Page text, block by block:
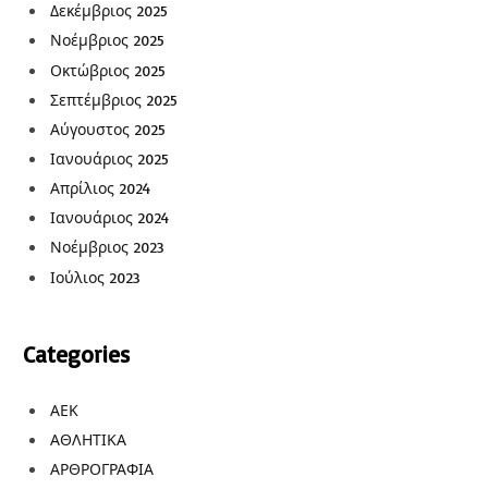
Δεκέμβριος 2025
Νοέμβριος 2025
Οκτώβριος 2025
Σεπτέμβριος 2025
Αύγουστος 2025
Ιανουάριος 2025
Απρίλιος 2024
Ιανουάριος 2024
Νοέμβριος 2023
Ιούλιος 2023
Categories
ΑΕΚ
ΑΘΛΗΤΙΚΑ
ΑΡΘΡΟΓΡΑΦΙΑ